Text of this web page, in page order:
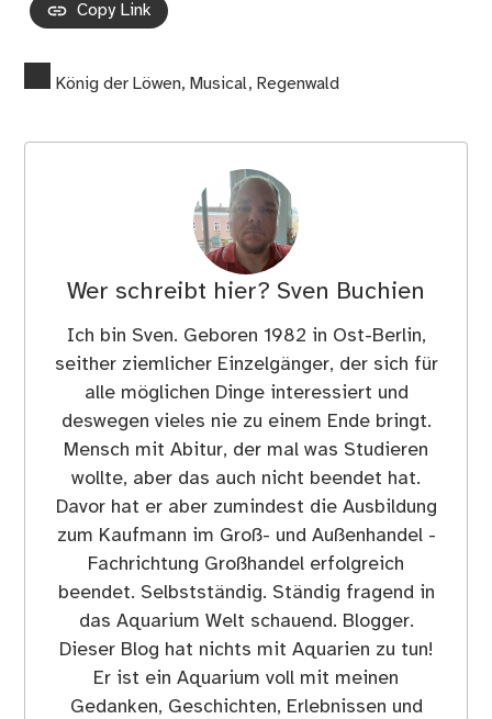
Copy Link
König der Löwen,Musical,Regenwald
Wer schreibt hier? Sven Buchien
Ich bin Sven. Geboren 1982 in Ost-Berlin,
seither ziemlicher Einzelgänger, der sich für
alle möglichen Dinge interessiert und
deswegen vieles nie zu einem Ende bringt.
Mensch mit Abitur, der mal was Studieren
wollte, aber das auch nicht beendet hat.
Davor hat er aber zumindest die Ausbildung
zum Kaufmann im Groß- und Außenhandel -
Fachrichtung Großhandel erfolgreich
beendet. Selbstständig. Ständig fragend in
das Aquarium Welt schauend. Blogger.
Dieser Blog hat nichts mit Aquarien zu tun!
Er ist ein Aquarium voll mit meinen
Gedanken, Geschichten, Erlebnissen und